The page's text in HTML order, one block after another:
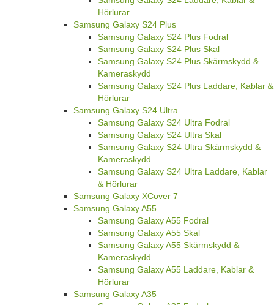
Hörlurar
Samsung Galaxy S24 Plus
Samsung Galaxy S24 Plus Fodral
Samsung Galaxy S24 Plus Skal
Samsung Galaxy S24 Plus Skärmskydd &
Kameraskydd
Samsung Galaxy S24 Plus Laddare, Kablar &
Hörlurar
Samsung Galaxy S24 Ultra
Samsung Galaxy S24 Ultra Fodral
Samsung Galaxy S24 Ultra Skal
Samsung Galaxy S24 Ultra Skärmskydd &
Kameraskydd
Samsung Galaxy S24 Ultra Laddare, Kablar
& Hörlurar
Samsung Galaxy XCover 7
Samsung Galaxy A55
Samsung Galaxy A55 Fodral
Samsung Galaxy A55 Skal
Samsung Galaxy A55 Skärmskydd &
Kameraskydd
Samsung Galaxy A55 Laddare, Kablar &
Hörlurar
Samsung Galaxy A35